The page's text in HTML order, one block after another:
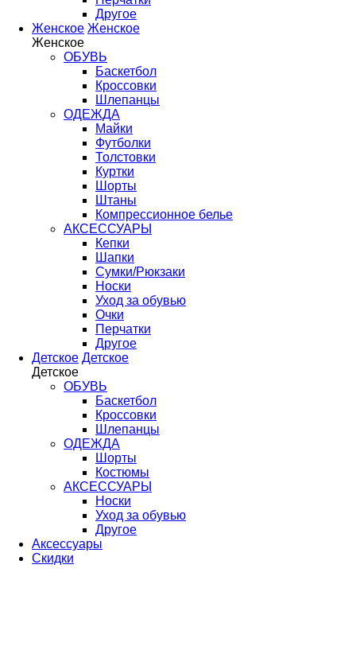
Другое
Женское Женское
Женское
ОБУВЬ
Баскетбол
Кроссовки
Шлепанцы
ОДЕЖДА
Майки
Футболки
Толстовки
Куртки
Шорты
Штаны
Компрессионное белье
АКСЕССУАРЫ
Кепки
Шапки
Сумки/Рюкзаки
Носки
Уход за обувью
Очки
Перчатки
Другое
Детское Детское
Детское
ОБУВЬ
Баскетбол
Кроссовки
Шлепанцы
ОДЕЖДА
Шорты
Костюмы
АКСЕССУАРЫ
Носки
Уход за обувью
Другое
Аксессуары
Скидки